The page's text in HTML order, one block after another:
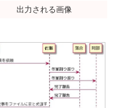
出力される画像